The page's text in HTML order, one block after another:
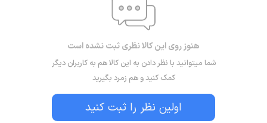
هنوز روی این کالا نظری ثبت نشده است
شما میتوانید با نظر دادن به این کالا هم به کاربران دیگر
کمک کنید و هم زمرد بگیرید
اولین نظر را ثبت کنید